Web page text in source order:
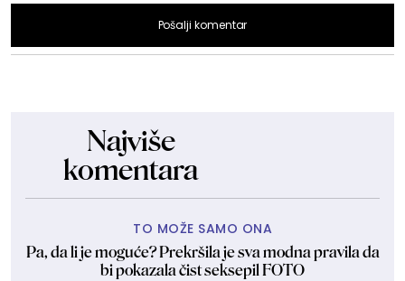
Pošalji komentar
Najviše
komentara
TO MOŽE SAMO ONA
Pa, da li je moguće? Prekršila je sva modna pravila da
bi pokazala čist seksepil FOTO